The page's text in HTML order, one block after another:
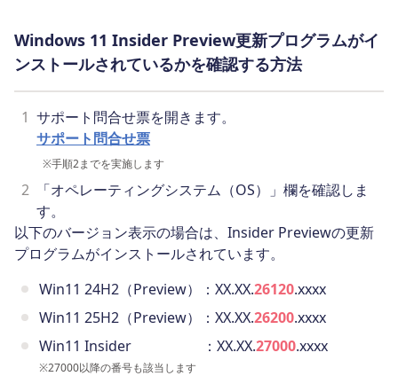
Windows 11 Insider Preview更新プログラムがイ
ンストールされているかを確認する方法
1 サポート問合せ票を開きます。
サポート問合せ票
※手順2までを実施します
2
「オペレーティングシステム（OS）」欄を確認しま
す。
以下のバージョン表示の場合は、Insider Previewの更新
プログラムがインストールされています。
Win11 24H2（Preview）：XX.XX.26120.xxxx
Win11 25H2（Preview）：XX.XX.26200.xxxx
Win11 Insider ：XX.XX.27000.xxxx
※27000以降の番号も該当します